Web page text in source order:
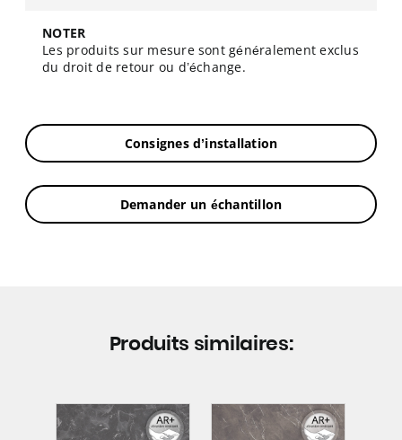
NOTER
Les produits sur mesure sont généralement exclus
du droit de retour ou d’échange.
Consignes d’installation
Demander un échantillon
Produits similaires: